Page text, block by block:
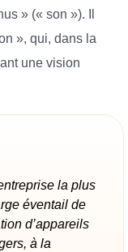
» (« son »). Il
», qui, dans la
une vision
la plus
éventail de
d’appareils
à la